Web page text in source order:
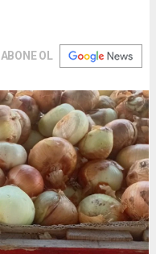
ABONE OL